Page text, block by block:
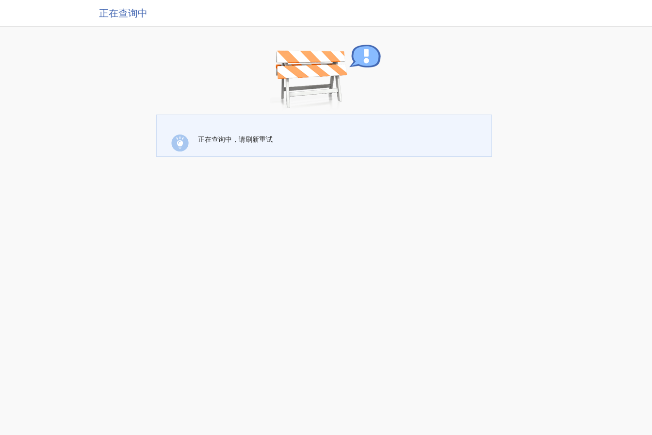
正在查询中
正在查询中，请刷新重试